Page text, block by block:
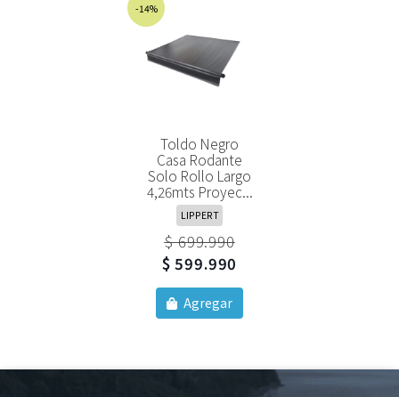
-14%
Toldo Negro
Casa Rodante
Solo Rollo Largo
4,26mts Proyec...
LIPPERT
$ 699.990
$ 599.990
Agregar